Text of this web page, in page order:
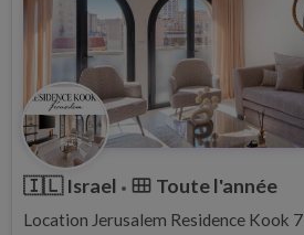
🇮🇱Israel • calendar_view_month Toute l'année
Location Jerusalem Residence Kook 7